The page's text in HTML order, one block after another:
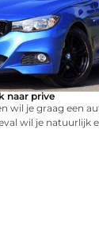
naar prive
wil je graag een
wil je natuurlijk